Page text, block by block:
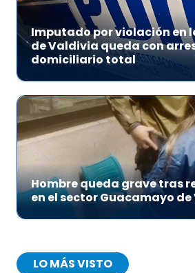
Imputado por violación en
de Valdivia queda con
domiciliario total
Hombre queda grave tras
en el sector Guacamayo
LO MÁS VISTO